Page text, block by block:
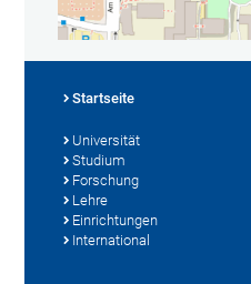
Startseite
Universität
Studium
Forschung
Lehre
Einrichtungen
International